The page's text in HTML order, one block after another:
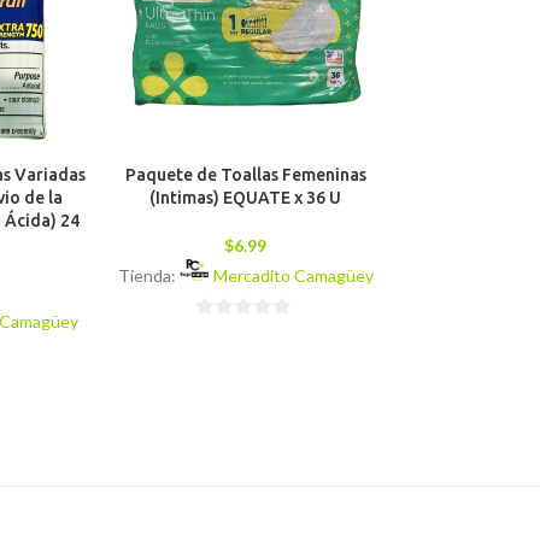
Variadas
de la
24
Paquete de Toallas Femeninas
(Intimas) EQUATE x 36 U
$6.99
Tienda:
Mercadito Camagüey